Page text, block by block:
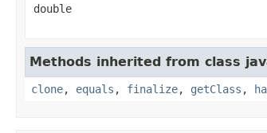
double
Methods inherited from class
clone, equals , finalize, getClass ,